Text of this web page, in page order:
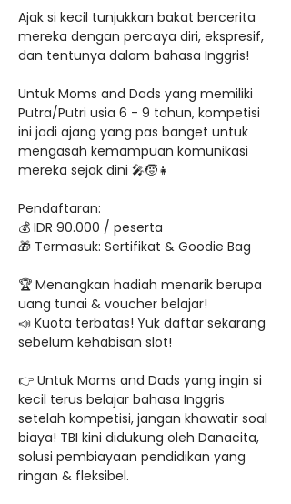
Ajak si kecil tunjukkan bakat bercerita
mereka dengan percaya diri, ekspresif,
dan tentunya dalam bahasa Inggris!
Untuk Moms and Dads yang memiliki
Putra/Putri usia 6 - 9 tahun, kompetisi
ini jadi ajang yang pas banget untuk
mengasah kemampuan komunikasi
mereka sejak dini 🎤🧒👧
Pendaftaran:
💰 IDR 90.000 / peserta
🎁 Termasuk: Sertifikat & Goodie Bag
🏆 Menangkan hadiah menarik berupa
uang tunai & voucher belajar!
📣 Kuota terbatas! Yuk daftar sekarang
sebelum kehabisan slot!
👉 Untuk Moms and Dads yang ingin si
kecil terus belajar bahasa Inggris
setelah kompetisi, jangan khawatir soal
biaya! TBI kini didukung oleh Danacita,
solusi pembiayaan pendidikan yang
ringan & fleksibel.